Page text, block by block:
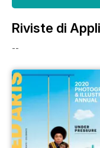
Riviste di
--